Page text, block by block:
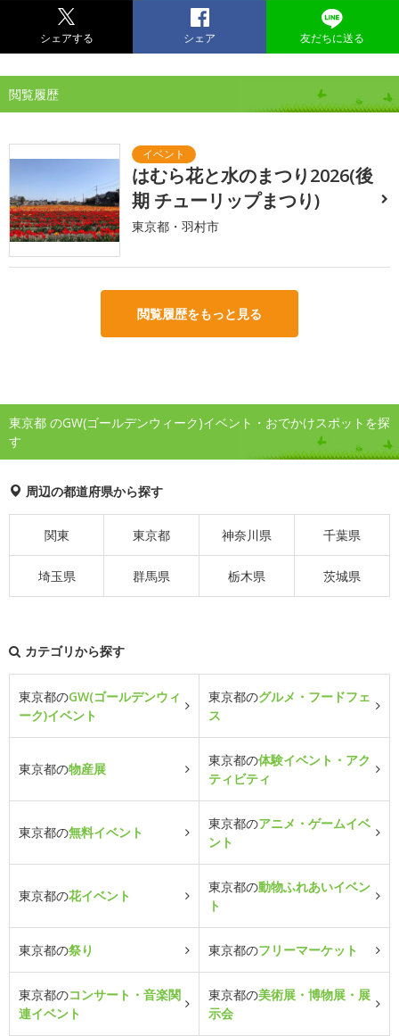
シェアする シェア 友だちに送る
閲覧履歴
はむら花と水のまつり2026(後
期 チューリップまつり)
東京都・羽村市
閲覧履歴をもっと見る
東京都 のGW(ゴールデンウィーク)イベント・おでかけスポットを探
す
周辺の都道府県から探す
関東 東京都 神奈川県 千葉県
埼玉県 群馬県 栃木県 茨城県
カテゴリから探す
東京都のGW(ゴールデンウィ
ーク)イベント
東京都のグルメ・フードフェ
ス
東京都の物産展
東京都の体験イベント・アク
ティビティ
東京都の無料イベント
東京都のアニメ・ゲームイベ
ント
東京都の花イベント
東京都の動物ふれあいイベン
ト
東京都の祭り 東京都のフリーマーケット
東京都のコンサート・音楽関
連イベント
東京都の美術展・博物展・展
示会